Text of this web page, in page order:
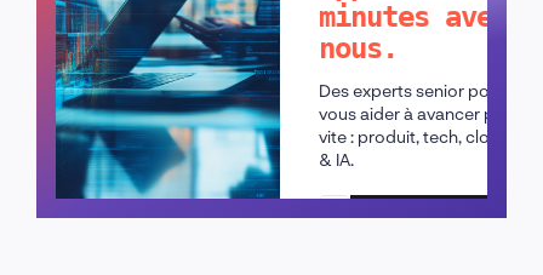
minutes avec
nous.
Des experts senior pour
vous aider à avancer plus
vite : produit, tech, cloud
& IA.
Planifier un appel